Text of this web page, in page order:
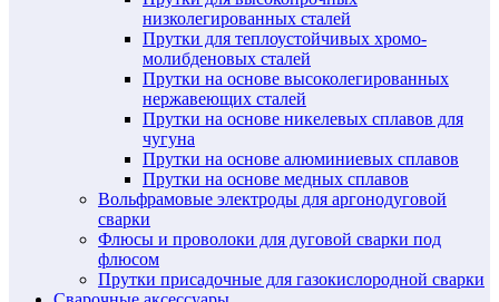
низколегированных сталей
Прутки для теплоустойчивых хромо-
молибденовых сталей
Прутки на основе высоколегированных
нержавеющих сталей
Прутки на основе никелевых сплавов для
чугуна
Прутки на основе алюминиевых сплавов
Прутки на основе медных сплавов
Вольфрамовые электроды для аргонодуговой
сварки
Флюсы и проволоки для дуговой сварки под
флюсом
Прутки присадочные для газокислородной сварки